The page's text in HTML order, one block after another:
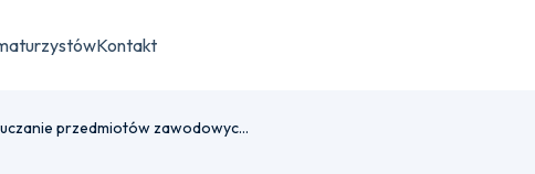
Kontakt
Nauczanie przedmiotów zawodowych w ramach kształcenia w zawodzie - technik przemysłu mody